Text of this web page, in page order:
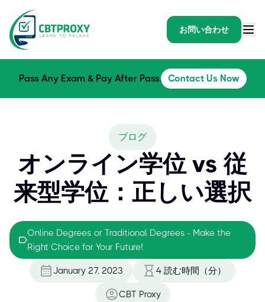
お問い合わせ
Pass Any Exam & Pay After Pass. Contact Us Now
ブログ
オンライン学位 vs 従
来型学位：正しい選択
Online Degrees or Traditional Degrees - Make the
Right Choice for Your Future!
January 27, 2023 4 読む時間（分）
CBT Proxy